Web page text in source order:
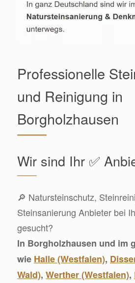
Professionelle
und Reinigung in
Borgholzhausen
Wir sind Ihr ✅
🔎 Natursteinschutz,
Steinsanierung Anbieter bei
gesucht?
In Borgholzhausen und im
wie Halle (Westfalen),
Wald), Werther (Westfalen),